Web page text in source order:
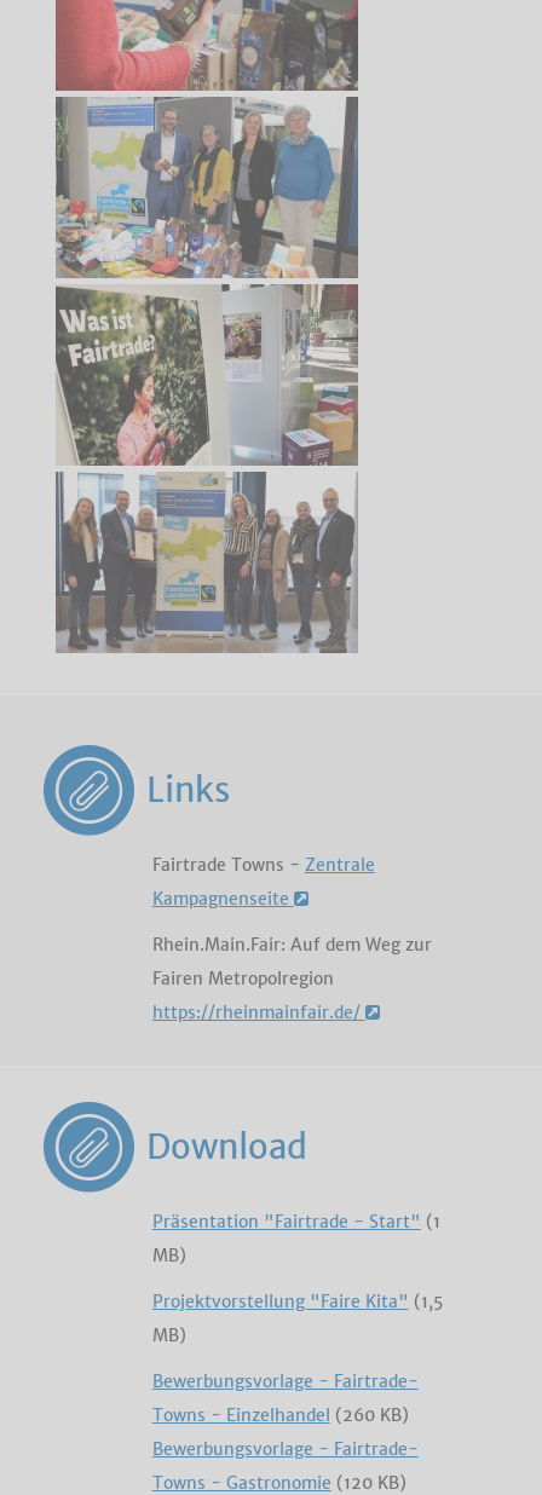
Links
Fairtrade Towns - Zentrale
Kampagnenseite
Rhein.Main.Fair: Auf dem Weg zur
Fairen Metropolregion
https://rheinmainfair.de/
Download
Präsentation "Fairtrade - Start" (1
MB)
Projektvorstellung "Faire Kita" (1,5
MB)
Bewerbungsvorlage - Fairtrade-
Towns - Einzelhandel (260 KB)
Bewerbungsvorlage - Fairtrade-
Towns - Gastronomie (120 KB)